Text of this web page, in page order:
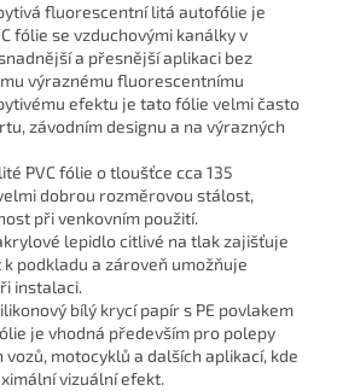
fluorescentní litá autofólie je
fólie se vzduchovými kanálky v
a přesnější aplikaci bez
výraznému fluorescentnímu
efektu je tato fólie velmi často
závodním designu a na výrazných
PVC fólie o tloušťce cca 135
dobrou rozměrovou stálost,
při venkovním použití.
lepidlo citlivé na tlak zajišťuje
podkladu a zároveň umožňuje
instalaci.
bílý krycí papír s PE povlakem
je vhodná především pro polepy
motocyklů a dalších aplikací, kde
vizuální efekt.